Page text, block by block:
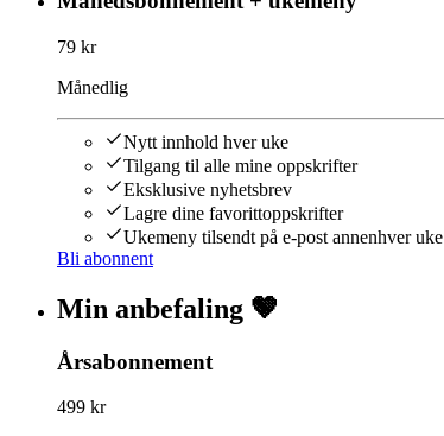
79 kr
Månedlig
Nytt innhold hver uke
Tilgang til alle mine oppskrifter
Eksklusive nyhetsbrev
Lagre dine favorittoppskrifter
Ukemeny tilsendt på e-post annenhver uke
Bli abonnent
Min anbefaling 🤎
Årsabonnement
499 kr